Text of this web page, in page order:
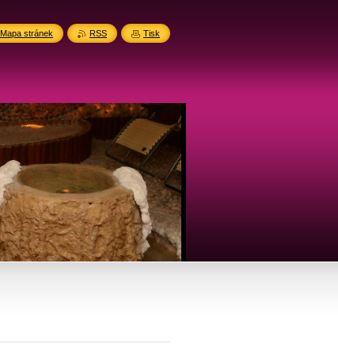
Mapa stránek RSS Tisk